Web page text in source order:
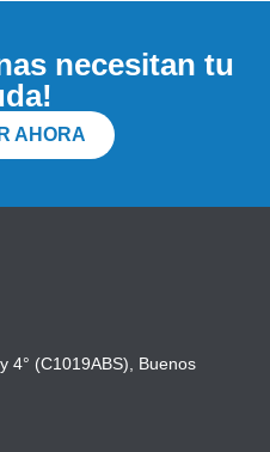
necesitan tu
AHORA
4° (C1019ABS), Buenos